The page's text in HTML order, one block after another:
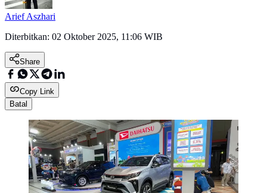
Arief Aszhari
Diterbitkan: 02 Oktober 2025, 11:06 WIB
Share
Copy Link
Batal